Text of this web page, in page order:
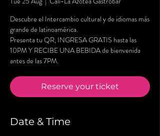
Descubre el Intercambio cultural y de idiomas más
grande de latinoamérica.
Presenta tu QR, INGRESA GRATIS hasta las
10PM Y RECIBE UNA BEBIDA de bienvenida
antes de las 7PM.
Reserve your ticket
Date & Time